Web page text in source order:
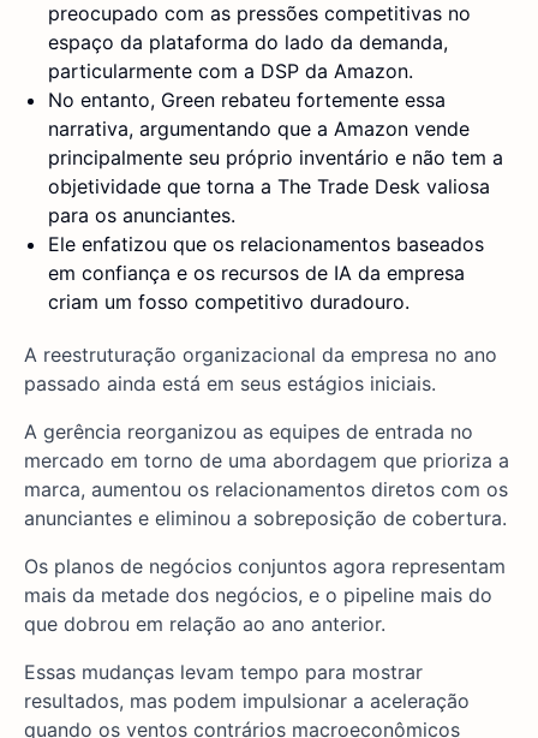
preocupado com as pressões competitivas no
espaço da plataforma do lado da demanda,
particularmente com a DSP da Amazon.
No entanto, Green rebateu fortemente essa
narrativa, argumentando que a Amazon vende
principalmente seu próprio inventário e não tem a
objetividade que torna a The Trade Desk valiosa
para os anunciantes.
Ele enfatizou que os relacionamentos baseados
em confiança e os recursos de IA da empresa
criam um fosso competitivo duradouro.
A reestruturação organizacional da empresa no ano
passado ainda está em seus estágios iniciais.
A gerência reorganizou as equipes de entrada no
mercado em torno de uma abordagem que prioriza a
marca, aumentou os relacionamentos diretos com os
anunciantes e eliminou a sobreposição de cobertura.
Os planos de negócios conjuntos agora representam
mais da metade dos negócios, e o pipeline mais do
que dobrou em relação ao ano anterior.
Essas mudanças levam tempo para mostrar
resultados, mas podem impulsionar a aceleração
quando os ventos contrários macroeconômicos